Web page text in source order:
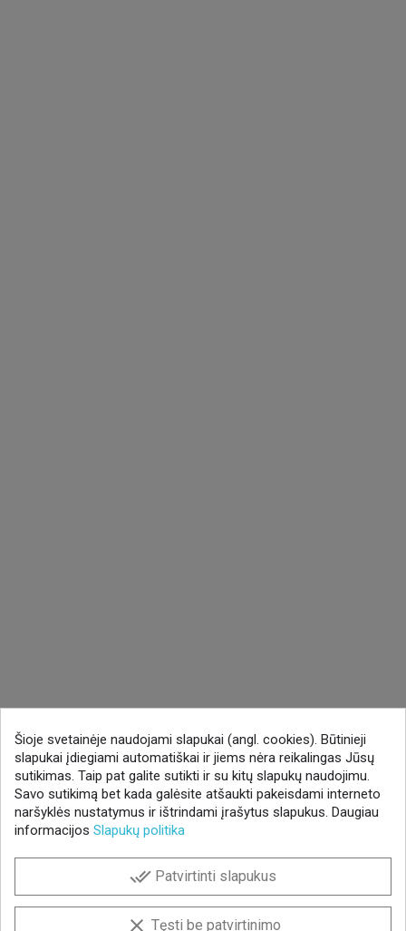
Šioje svetainėje naudojami slapukai (angl. cookies). Būtinieji
slapukai įdiegiami automatiškai ir jiems nėra reikalingas Jūsų
sutikimas. Taip pat galite sutikti ir su kitų slapukų naudojimu.
Savo sutikimą bet kada galėsite atšaukti pakeisdami interneto
naršyklės nustatymus ir ištrindami įrašytus slapukus. Daugiau
informacijos Slapukų politika
done_all Patvirtinti slapukus
clear Tęsti be patvirtinimo